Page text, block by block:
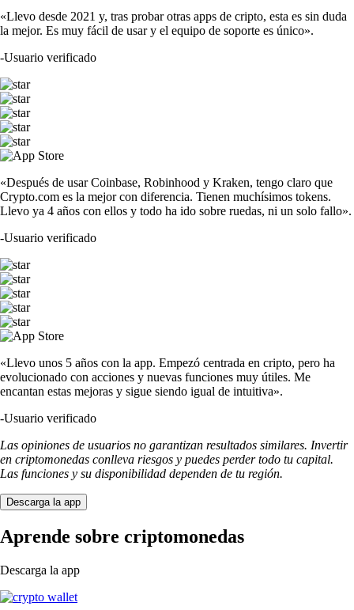
«Llevo desde 2021 y, tras probar otras apps de cripto, esta es sin duda
la mejor. Es muy fácil de usar y el equipo de soporte es único».
-Usuario verificado
«Después de usar Coinbase, Robinhood y Kraken, tengo claro que
Crypto.com es la mejor con diferencia. Tienen muchísimos tokens.
Llevo ya 4 años con ellos y todo ha ido sobre ruedas, ni un solo fallo».
-Usuario verificado
«Llevo unos 5 años con la app. Empezó centrada en cripto, pero ha
evolucionado con acciones y nuevas funciones muy útiles. Me
encantan estas mejoras y sigue siendo igual de intuitiva».
-Usuario verificado
Las opiniones de usuarios no garantizan resultados similares. Invertir
en criptomonedas conlleva riesgos y puedes perder todo tu capital.
Las funciones y su disponibilidad dependen de tu región.
Descarga la app
Aprende sobre criptomonedas
Descarga la app